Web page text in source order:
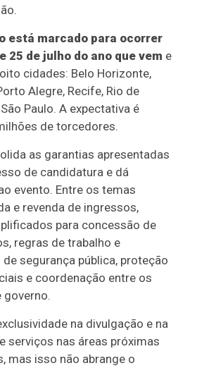
está marcado para ocorrer
25 de julho do ano que vem e
cidades: Belo Horizonte,
Alegre, Recife, Rio de
Paulo. A expectativa é
de torcedores.
as garantias apresentadas
de candidatura e dá
evento. Entre os temas
e revenda de ingressos,
para concessão de
regras de trabalho e
segurança pública, proteção
e coordenação entre os
na divulgação e na
serviços nas áreas próximas
mas isso não abrange o